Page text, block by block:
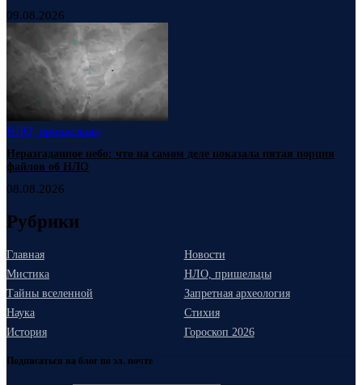
09.08.2026
НЛО, пришельцы
Неразгаданное небо: что на самом деле показала пятая порция
файлов об НЛО
08.08.2026
Рубрики
Главная
Новости
Мистика
НЛО, пришельцы
Тайны вселенной
Запретная археология
Наука
Стихия
История
Гороскоп 2026
Подписаться на блог по эл. почте